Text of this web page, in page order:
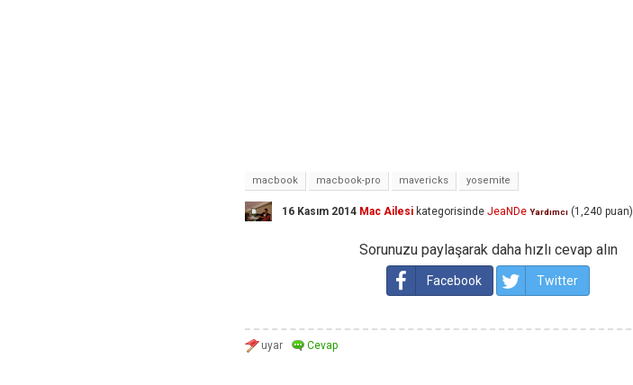
macbook macbook-pro mavericks yosemite
16 Kasım 2014 Mac Ailesi kategorisinde JeaNDe Yardımcı (1,240 puan)
Sorunuzu paylaşarak daha hızlı cevap alın
Facebook Twitter